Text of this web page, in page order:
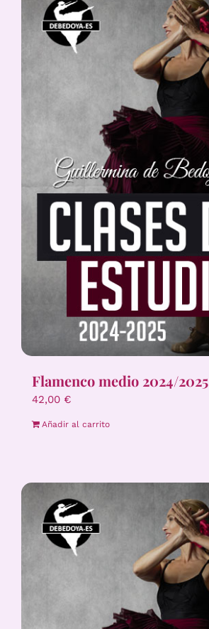
Flamenco medio 2024/2025
42,00 €
Añadir al carrito